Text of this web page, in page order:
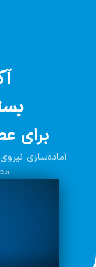
برای
آماده‌سازی